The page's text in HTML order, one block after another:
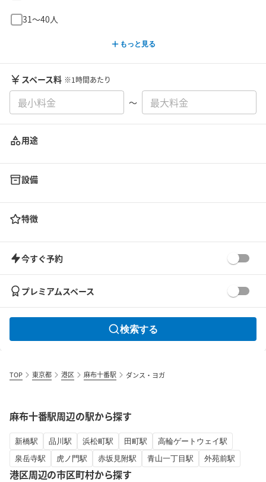
31〜40人
もっと見る
スペース料 ※1時間あたり
〜
用途
設備
特徴
今すぐ予約
プレミアムスペース
検索する
TOP 東京都 港区 麻布十番駅 ダンス・ヨガ
麻布十番駅周辺の駅から探す
新橋駅 品川駅 浜松町駅 田町駅
高輪ゲートウェイ駅
泉岳寺駅
虎ノ門駅 赤坂見附駅 青山一丁目駅 外苑前駅
港区周辺の市区町村から探す